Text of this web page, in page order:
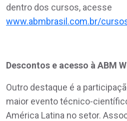
dentro dos cursos, acesse
www.abmbrasil.com.br/
Descontos e acesso à ABM
Outro destaque é a
maior evento técnico-
América Latina no setor.